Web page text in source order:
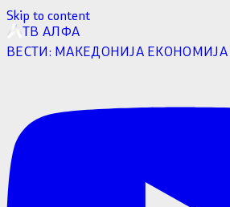
Skip to content
ТВ АЛФА
ВЕСТИ: МАКЕДОНИЈА ЕКОНОМИЈА